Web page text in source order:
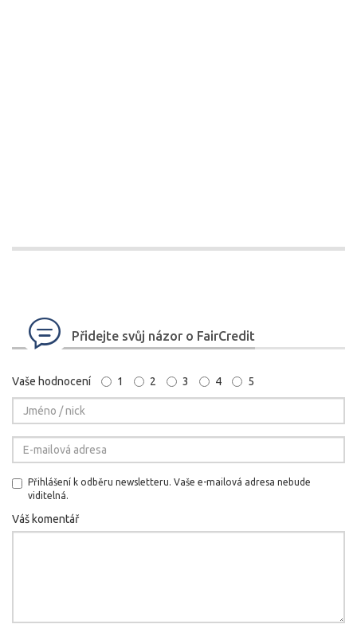
Přidejte svůj názor o FairCredit
Vaše hodnocení 1 2 3 4 5
Přihlášení k odběru newsletteru. Vaše e-mailová adresa nebude
viditelná.
Váš komentář